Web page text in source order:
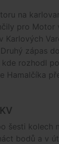
na
pro Motor
Karlových
zápas
rozhodl
Hamalčíka
šesti kolech
bodů a v